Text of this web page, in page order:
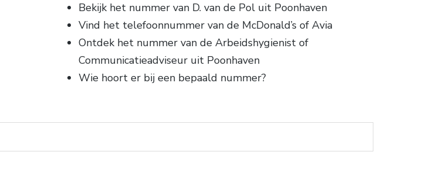
Bekijk het nummer van D. van de Pol uit Poonhaven
Vind het telefoonnummer van de McDonald’s of Avia
Ontdek het nummer van de Arbeidshygienist of
Communicatieadviseur uit Poonhaven
Wie hoort er bij een bepaald nummer?